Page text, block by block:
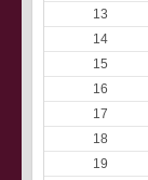
13
14
15
16
17
18
19